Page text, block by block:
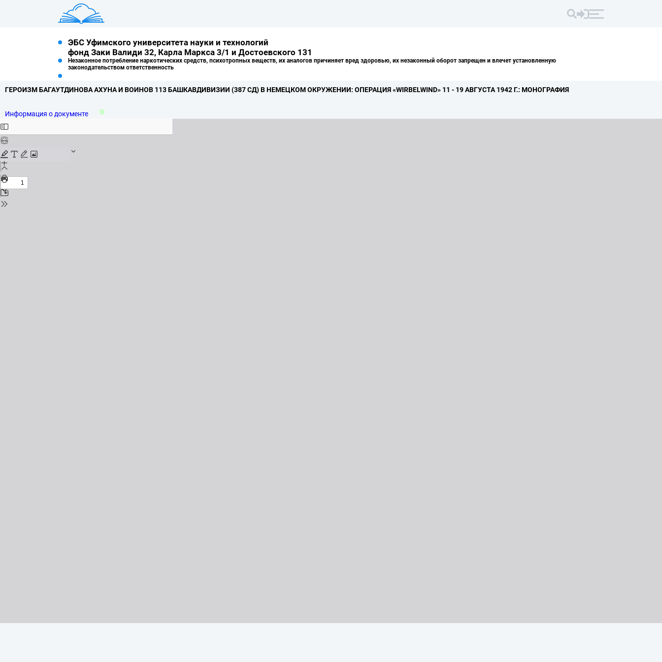
ЭБС Уфимского университета науки и технологий
фонд Заки Валиди 32, Карла Маркса 3/1 и Достоевского 131
Незаконное потребление наркотических средств, психотропных веществ, их аналогов причиняет вред здоровью, их незаконный оборот запрещен и влечет установленную
законодательством ответственность
ГЕРОИЗМ БАГАУТДИНОВА АХУНА И ВОИНОВ 113 БАШКАВДИВИЗИИ (387 СД) В НЕМЕЦКОМ ОКРУЖЕНИИ: ОПЕРАЦИЯ «WIRBELWIND» 11 - 19 АВГУСТА 1942 Г.: МОНОГРАФИЯ
Информация о документе